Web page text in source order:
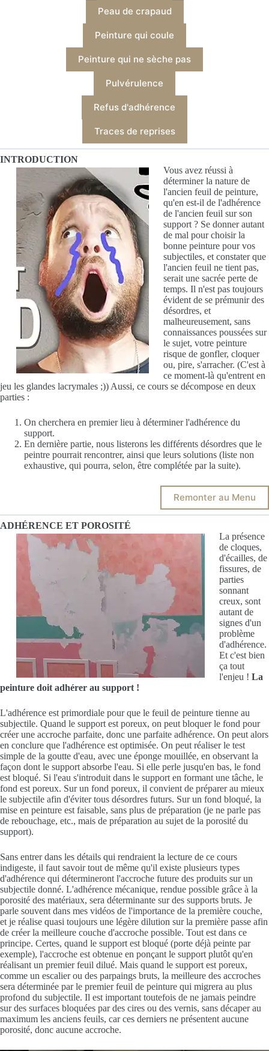
Peau de crapaud
Peinture qui coule
Peinture qui ne sèche pas
Pulvérulence
Refus d'adhérence
Traces de reprises
INTRODUCTION
Vous avez réussi à
déterminer la nature de
l'ancien feuil de peinture,
qu'en est-il de l'adhérence
de l'ancien feuil sur son
support ? Se donner autant
de mal pour choisir la
bonne peinture pour vos
subjectiles, et constater que
l'ancien feuil ne tient pas,
serait une sacrée perte de
temps. Il n'est pas toujours
évident de se prémunir des
désordres, et
malheureusement, sans
connaissances poussées sur
le sujet, votre peinture
risque de gonfler, cloquer
ou, pire, s'arracher. (C'est à
ce moment-là qu'entrent en
jeu les glandes lacrymales ;)) Aussi, ce cours se décompose en deux
parties :
On cherchera en premier lieu à déterminer l'adhérence du
support.
En dernière partie, nous listerons les différents désordres que le
peintre pourrait rencontrer, ainsi que leurs solutions (liste non
exhaustive, qui pourra, selon, être complétée par la suite).
Remonter au Menu
ADHÉRENCE ET POROSITÉ
La présence
de cloques,
d'écailles, de
fissures, de
parties
sonnant
creux, sont
autant de
signes d'un
problème
d'adhérence.
Et c'est bien
ça tout
l'enjeu ! La
peinture doit adhérer au support !
L'adhérence est primordiale pour que le feuil de peinture tienne au
subjectile. Quand le support est poreux, on peut bloquer le fond pour
créer une accroche parfaite, donc une parfaite adhérence. On peut alors
en conclure que l'adhérence est optimisée. On peut réaliser le test
simple de la goutte d'eau, avec une éponge mouillée, en observant la
façon dont le support absorbe l'eau. Si elle perle jusqu'en bas, le fond
est bloqué. Si l'eau s'introduit dans le support en formant une tâche, le
fond est poreux. Sur un fond poreux, il convient de préparer au mieux
le subjectile afin d'éviter tous désordres futurs. Sur un fond bloqué, la
mise en peinture est faisable, sans plus de préparation (je ne parle pas
de rebouchage, etc., mais de préparation au sujet de la porosité du
support).
Sans entrer dans les détails qui rendraient la lecture de ce cours
indigeste, il faut savoir tout de même qu'il existe plusieurs types
d'adhérence qui détermineront l'accroche future des produits sur un
subjectile donné. L'adhérence mécanique, rendue possible grâce à la
porosité des matériaux, sera déterminante sur des supports bruts. Je
parle souvent dans mes vidéos de l'importance de la première couche,
et je réalise quasi toujours une légère dilution sur la première passe afin
de créer la meilleure couche d'accroche possible. Tout est dans ce
principe. Certes, quand le support est bloqué (porte déjà peinte par
exemple), l'accroche est obtenue en ponçant le support plutôt qu'en
réalisant un premier feuil dilué. Mais quand le support est poreux,
comme un escalier ou des parpaings bruts, la meilleure des accroches
sera déterminée par le premier feuil de peinture qui migrera au plus
profond du subjectile. Il est important toutefois de ne jamais peindre
sur des surfaces bloquées par des cires ou des vernis, sans décaper au
maximum les anciens feuils, car ces derniers ne présentent aucune
porosité, donc aucune accroche.